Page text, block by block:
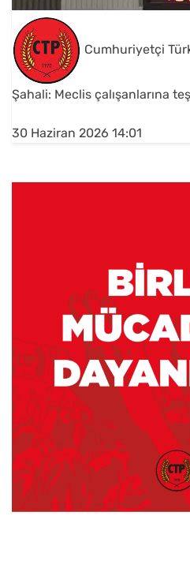
Cumhuriyetçi
Şahali: Meclis çalışanlarına
30 Haziran 2026 14:01